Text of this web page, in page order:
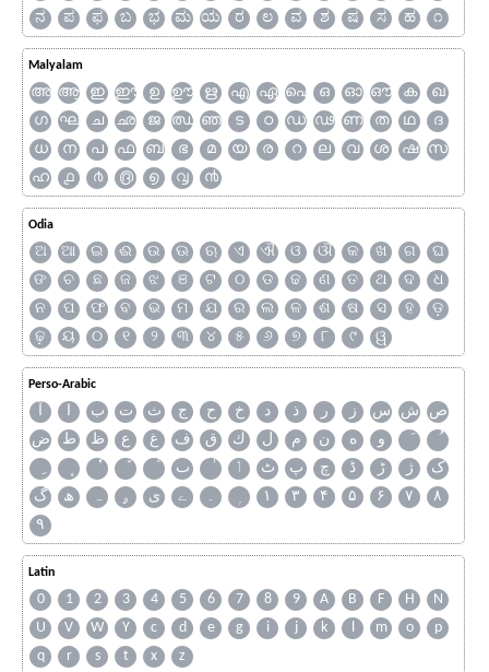
ನ
ಪ ಫ ಬ ಭ ಮ ಯ ರ ಲ ವ ಶ ಷ ಸ ಹ ೧
Malyalam
അ ആ ഇ ഈ ഉ ഊ ഋ എ ഏ ഐ ഒ ഓ ഔ ക
ഖ
ഗ
ഘ ച ഛ ജ ഝ ഞ ട ഠ ഡ ഢ ണ ത ഥ
ദ
ധ
ന പ ഫ ബ ഭ മ യ ര റ ല വ ശ ഷ
സ
ഹ
൧ ൪ ൫ ൭ ൮ ൯
Odia
ଅ ଆ ଇ ଈ ଉ ଊ ଋ ଏ ଐ ଓ ଔ କ ଖ ଗ
ଘ
ଙ
ଚ ଛ ଜ ଝ ଞ ଟ ଠ ଡ ଢ ଣ ତ ଥ ଦ
ଧ
ନ
ପ ଫ ବ ଭ ମ ଯ ର ଲ ଳ ଶ ଷ ସ ହ
ଡ଼
ଢ଼
ୟ ୦ ୧ ୨ ୩ ୪ ୫ ୬ ୭ ୮ ୯ ୱ
Perso-Arabic
آ ا ب ت ث ج ح خ د ذ ر ز س ش ص
ض
ط ظ ع غ ف ق ك ل م ن ه
و
ٮ
ٲ ٹ پ چ ڈ ڑ ژ
ک
گ
ھ ہ ۄ ی ے ۔ ۱ ۳ ۴ ۵ ۶ ۷
۸
۹
Latin
0 1 2 3 4 5 6 7 8 9 A B F H
N
U
V W Y c d e g i j k l m o
p
q
r s t x z